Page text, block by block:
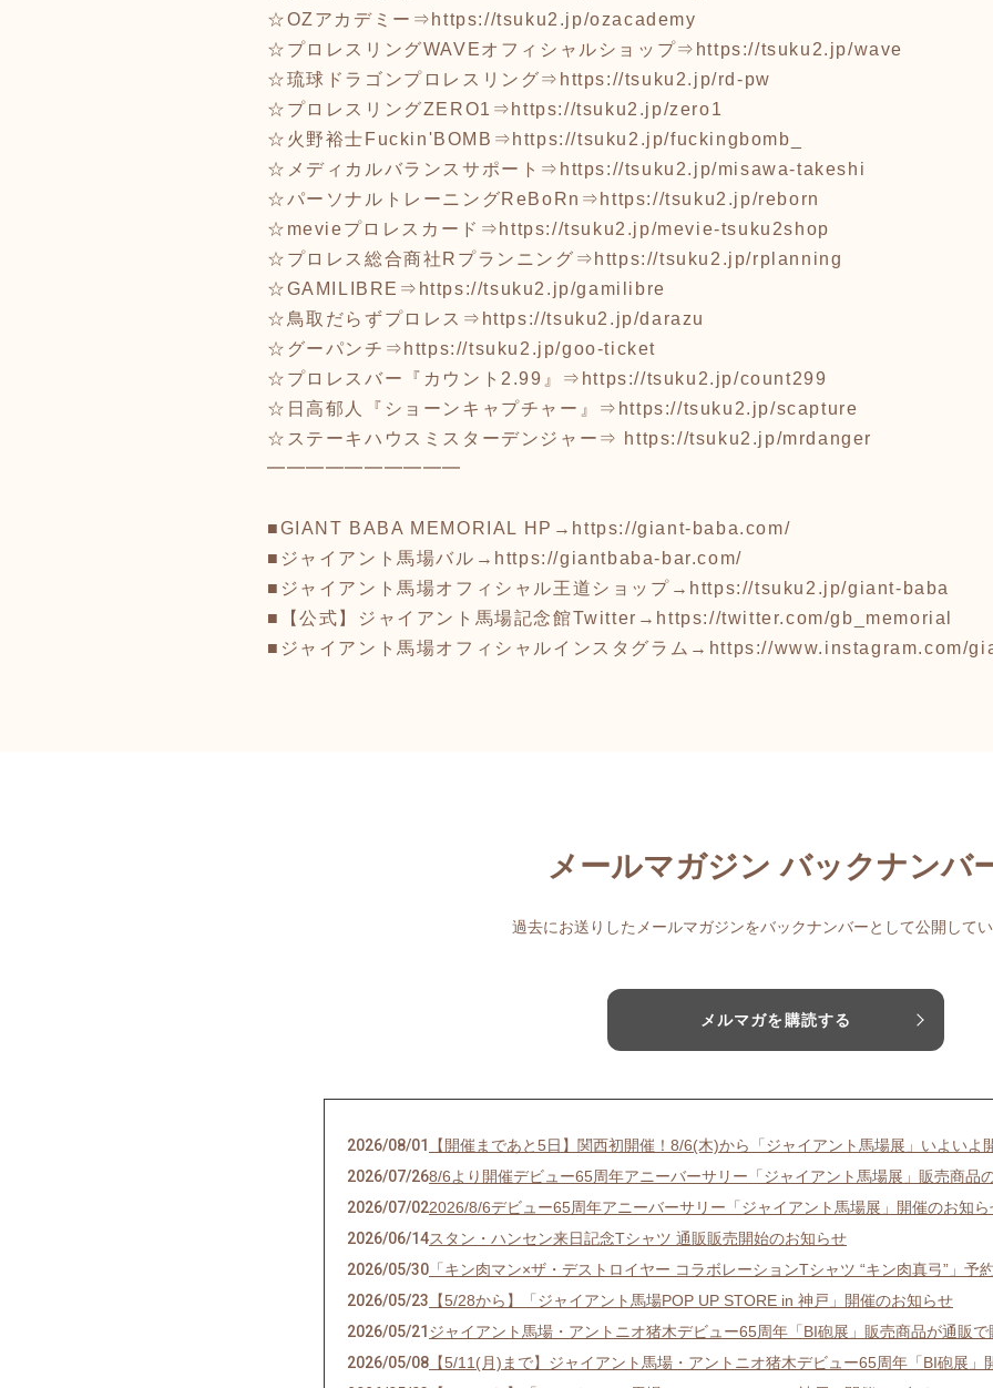
☆OZアカデミー⇒ https://tsuku2.jp/ozacademy
☆プロレスリングWAVEオフィシャルショップ⇒ https://tsuku2.jp/wave
☆琉球ドラゴンプロレスリング⇒ https://tsuku2.jp/rd-pw
☆プロレスリングZERO1⇒ https://tsuku2.jp/zero1
☆火野裕士Fuckin'BOMB⇒ https://tsuku2.jp/fuckingbomb_
☆メディカルバランスサポート⇒ https://tsuku2.jp/misawa-takeshi
☆パーソナルトレーニングReBoRn⇒ https://tsuku2.jp/reborn
☆mevieプロレスカード⇒ https://tsuku2.jp/mevie-tsuku2shop
☆プロレス総合商社Rプランニング⇒ https://tsuku2.jp/rplanning
☆GAMILIBRE⇒ https://tsuku2.jp/gamilibre
☆鳥取だらずプロレス⇒ https://tsuku2.jp/darazu
☆グーパンチ⇒ https://tsuku2.jp/goo-ticket
☆プロレスバー『カウント2.99』⇒ https://tsuku2.jp/count299
☆日高郁人『ショーンキャプチャー』⇒ https://tsuku2.jp/scapture
☆ステーキハウスミスターデンジャー⇒ https://tsuku2.jp/mrdanger
━━━━━━━━━━
■GIANT BABA MEMORIAL HP→ https://giant-baba.com/
■ジャイアント馬場バル→ https://giantbaba-bar.com/
■ジャイアント馬場オフィシャル王道ショップ→ https://tsuku2.jp/giant-baba
■【公式】ジャイアント馬場記念館Twitter→ https://twitter.com/gb_memorial
■ジャイアント馬場オフィシャルインスタグラム→ https://www.instagram.com/
メールマガジン バックナンバ
過去にお送りしたメールマガジンをバックナンバーとして公開して
メルマガを購読する
2026/08/01
【開催まであと5日】関西初開催！8/6(木)から「ジャイアント馬場展」いよいよ
2026/07/268/6より開催デビュー65周年アニーバーサリー「ジャイアント馬場展」販売商品
2026/07/022026/8/6デビュー65周年アニーバーサリー「ジャイアント馬場展」開催のお知ら
2026/06/14スタン・ハンセン来日記念Tシャツ 通販販売開始のお知らせ
2026/05/30 「キン肉マン×ザ・デストロイヤー コラボレーションTシャツ “キン肉真弓”」予
2026/05/23 【5/28から】「ジャイアント馬場POP UP STORE in 神戸」開催のお知らせ
2026/05/21 ジャイアント馬場・アントニオ猪木デビュー65周年「BI砲展」販売商品が通販
2026/05/08 【5/11(月)まで】ジャイアント馬場・アントニオ猪木デビュー65周年「BI砲展」